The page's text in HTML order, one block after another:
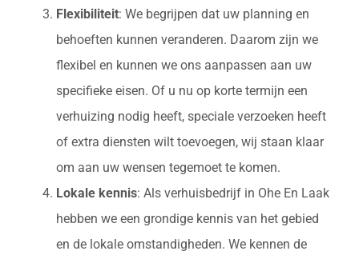
Flexibiliteit: We begrijpen dat uw planning en
behoeften kunnen veranderen. Daarom zijn we
flexibel en kunnen we ons aanpassen aan uw
specifieke eisen. Of u nu op korte termijn een
verhuizing nodig heeft, speciale verzoeken heeft
of extra diensten wilt toevoegen, wij staan klaar
om aan uw wensen tegemoet te komen.
Lokale kennis: Als verhuisbedrijf in Ohe En Laak
hebben we een grondige kennis van het gebied
en de lokale omstandigheden. We kennen de